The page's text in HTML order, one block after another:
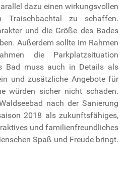
dazu einen wirkungsvollen
Traischbachtal zu schaffen.
und die Größe des Bades
Außerdem sollte im Rahmen
die Parkplatzsituation
Bad muss auch in Details als
und zusätzliche Angebote für
würden sicher nicht schaden.
nach der Sanierung
2018 als zukunftsfähiges,
und familienfreundliches
Spaß und Freude bringt.